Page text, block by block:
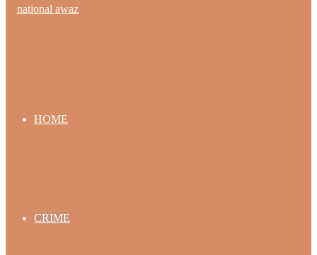
HOME
CRIME